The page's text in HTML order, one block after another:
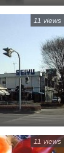
11 views
11 views